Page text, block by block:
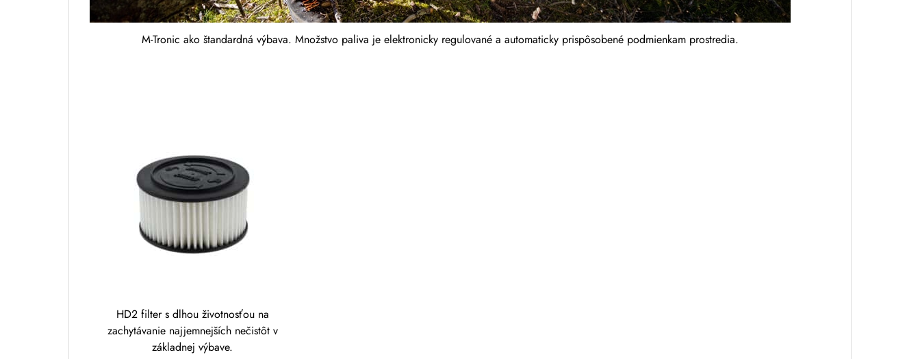
M-Tronic ako štandardná výbava. Množstvo paliva je elektronicky regulované a automaticky prispôsobené podmienkam prostredia.
HD2 filter s dlhou životnosťou na
zachytávanie najjemnejších nečistôt v
základnej výbave.